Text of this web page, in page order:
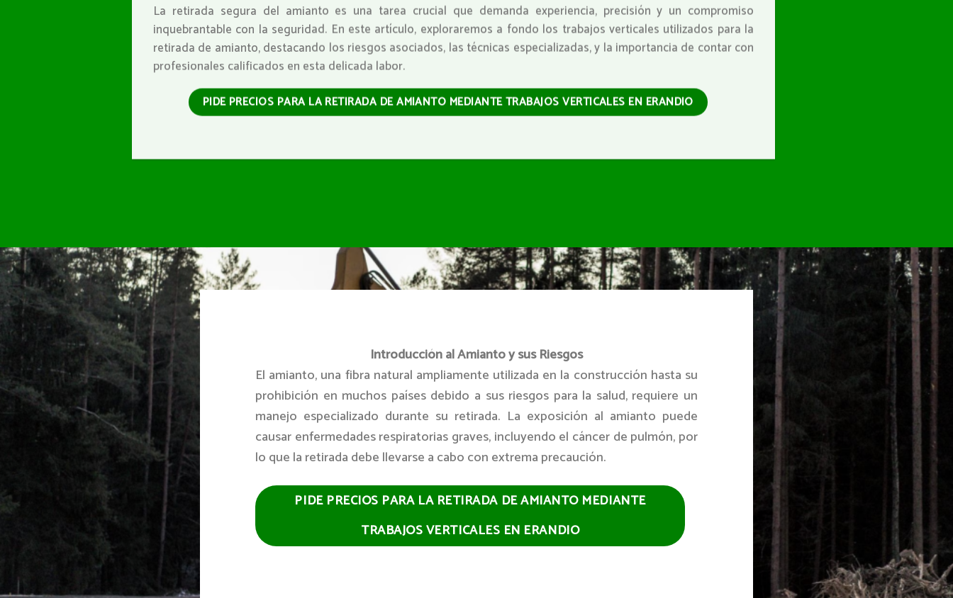
La retirada segura del amianto es una tarea crucial que demanda experiencia, precisión y un compromiso
inquebrantable con la seguridad. En este artículo, exploraremos a fondo los trabajos verticales utilizados para la
retirada de amianto, destacando los riesgos asociados, las técnicas especializadas, y la importancia de contar con
profesionales calificados en esta delicada labor.
PIDE PRECIOS PARA LA RETIRADA DE AMIANTO MEDIANTE TRABAJOS VERTICALES EN ERANDIO
Introducción al Amianto y sus Riesgos
El amianto, una fibra natural ampliamente utilizada en la construcción hasta su
prohibición en muchos países debido a sus riesgos para la salud, requiere un
manejo especializado durante su retirada. La exposición al amianto puede
causar enfermedades respiratorias graves, incluyendo el cáncer de pulmón, por
lo que la retirada debe llevarse a cabo con extrema precaución.
PIDE PRECIOS PARA LA RETIRADA DE AMIANTO MEDIANTE
TRABAJOS VERTICALES EN ERANDIO